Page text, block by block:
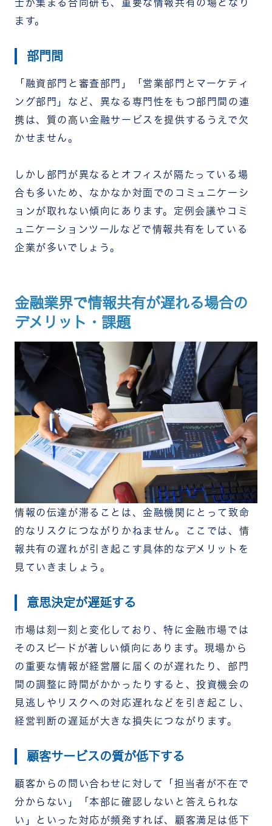
士が集まる合同研も、重要な情報共有の場となり
ます。
部門間
「融資部門と審査部門」「営業部門とマーケティ
ング部門」など、異なる専門性をもつ部門間の連
携は、質の高い金融サービスを提供するうえで欠
かせません。
しかし部門が異なるとオフィスが隔たっている場
合も多いため、なかなか対面でのコミュニケーシ
ョンが取れない傾向にあります。定例会議やコミ
ュニケーションツールなどで情報共有をしている
企業が多いでしょう。
金融業界で情報共有が遅れる場合の
デメリット・課題
情報の伝達が滞ることは、金融機関にとって致命
的なリスクにつながりかねません。ここでは、情
報共有の遅れが引き起こす具体的なデメリットを
見ていきましょう。
意思決定が遅延する
市場は刻一刻と変化しており、特に金融市場では
そのスピードが著しい傾向にあります。現場から
の重要な情報が経営層に届くのが遅れたり、部門
間の調整に時間がかかったりすると、投資機会の
見逃しやリスクへの対応遅れなどを引き起こし、
経営判断の遅延が大きな損失につながります。
顧客サービスの質が低下する
顧客からの問い合わせに対して「担当者が不在で
分からない」「本部に確認しないと答えられな
い」といった対応が頻発すれば、顧客満足は低下